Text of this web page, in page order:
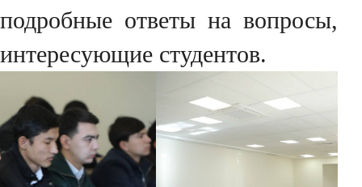
подробные ответы на вопросы,
интересующие студентов.